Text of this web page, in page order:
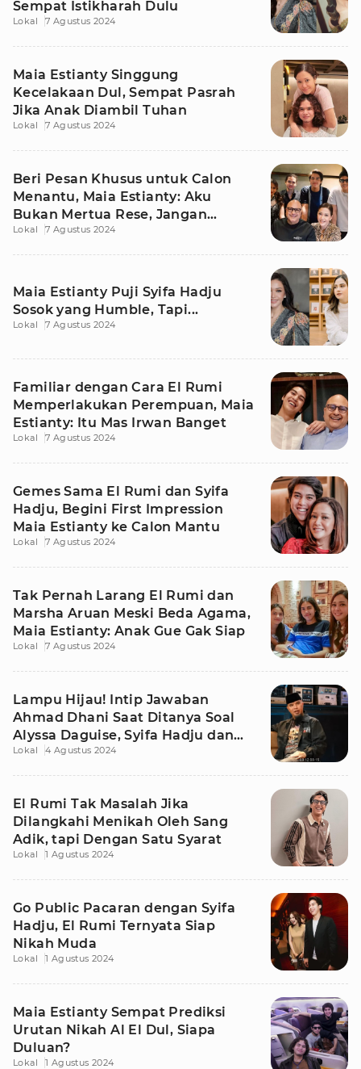
Sempat Istikharah Dulu
Lokal 7 Agustus 2024
Maia Estianty Singgung
Kecelakaan Dul, Sempat Pasrah
Jika Anak Diambil Tuhan
Lokal 7 Agustus 2024
Beri Pesan Khusus untuk Calon
Menantu, Maia Estianty: Aku
Bukan Mertua Rese, Jangan
Khawatir
Lokal 7 Agustus 2024
Maia Estianty Puji Syifa Hadju
Sosok yang Humble, Tapi...
Lokal 7 Agustus 2024
Familiar dengan Cara El Rumi
Memperlakukan Perempuan, Maia
Estianty: Itu Mas Irwan Banget
Lokal 7 Agustus 2024
Gemes Sama El Rumi dan Syifa
Hadju, Begini First Impression
Maia Estianty ke Calon Mantu
Lokal 7 Agustus 2024
Tak Pernah Larang El Rumi dan
Marsha Aruan Meski Beda Agama,
Maia Estianty: Anak Gue Gak Siap
Lokal 7 Agustus 2024
Lampu Hijau! Intip Jawaban
Ahmad Dhani Saat Ditanya Soal
Alyssa Daguise, Syifa Hadju dan
Tissa Biani
Lokal 4 Agustus 2024
El Rumi Tak Masalah Jika
Dilangkahi Menikah Oleh Sang
Adik, tapi Dengan Satu Syarat
Lokal 1 Agustus 2024
Go Public Pacaran dengan Syifa
Hadju, El Rumi Ternyata Siap
Nikah Muda
Lokal 1 Agustus 2024
Maia Estianty Sempat Prediksi
Urutan Nikah Al El Dul, Siapa
Duluan?
Lokal 1 Agustus 2024